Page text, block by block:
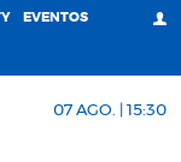
EVENTOS
07 AGO. | 15:30